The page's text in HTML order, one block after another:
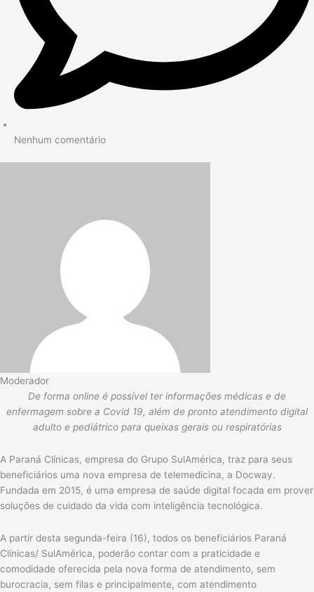
Nenhum comentário
Moderador
De forma online é possível ter informações médicas e de
enfermagem sobre a Covid 19, além de pronto atendimento digital
adulto e pediátrico para queixas gerais ou respiratórias
A Paraná Clínicas, empresa do Grupo SulAmérica, traz para seus
beneficiários uma nova empresa de telemedicina, a Docway.
Fundada em 2015, é uma empresa de saúde digital focada em prover
soluções de cuidado da vida com inteligência tecnológica.
A partir desta segunda-feira (16), todos os beneficiários Paraná
Clínicas/ SulAmérica, poderão contar com a praticidade e
comodidade oferecida pela nova forma de atendimento, sem
burocracia, sem filas e principalmente, com atendimento